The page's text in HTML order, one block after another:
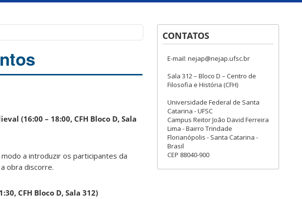
(16:00 – 18:00, CFH Bloco D, Sala
a introduzir os participantes da
obra discorre.
CFH Bloco D, Sala 312)
CONTATOS
E-mail: nejap@nejap.ufsc.br
Sala 312 – Bloco D – Centro de
Filosofia e História (CFH)
Universidade Federal de Santa
Catarina - UFSC
Campus Reitor João David Ferreira
Lima - Bairro Trindade
Florianópolis - Santa Catarina -
Brasil
CEP 88040-900